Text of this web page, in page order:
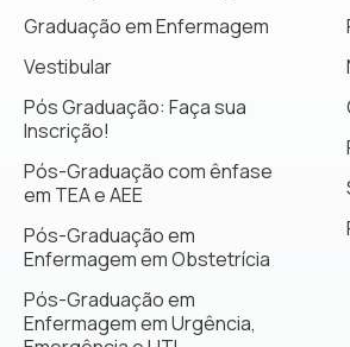
Graduação em Enfermagem
Vestibular
Pós Graduação: Faça sua
Inscrição!
Pós-Graduação com ênfase
em TEA e AEE
Pós-Graduação em
Enfermagem em Obstetrícia
Pós-Graduação em
Enfermagem em Urgência,